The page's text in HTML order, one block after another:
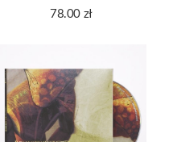
78.00 zł